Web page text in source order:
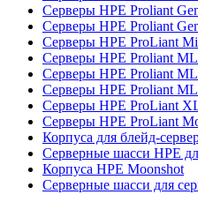
Серверы HPE Proliant
Серверы HPE Proliant
Серверы HPE ProLiant
Серверы HPE Proliant
Серверы HPE Proliant
Серверы HPE Proliant
Серверы HPE ProLiant
Серверы HPE ProLiant
Корпуса для блейд-
Серверные шасси HPE
Корпуса HPE Moonshot
Серверные шасси для